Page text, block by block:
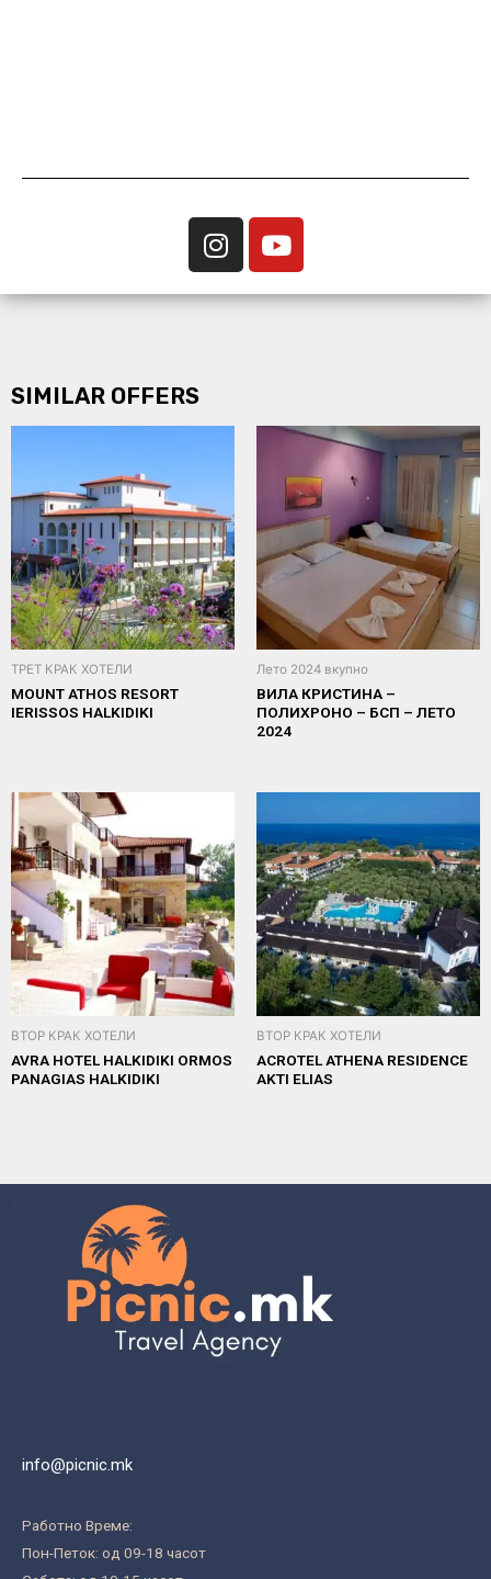
SIMILAR OFFERS
ТРЕТ КРАК ХОТЕЛИ
MOUNT ATHOS RESORT
IERISSOS HALKIDIKI
Лето 2024 вкупно
ВИЛА КРИСТИНА –
ПОЛИХРОНО – БСП – ЛЕТО
2024
ВТОР КРАК ХОТЕЛИ
AVRA HOTEL HALKIDIKI ORMOS
PANAGIAS HALKIDIKI
ВТОР КРАК ХОТЕЛИ
ACROTEL ATHENA RESIDENCE
AKTI ELIAS
info@picnic.mk
Работно Време:
Пон-Петок: од 09-18 часот